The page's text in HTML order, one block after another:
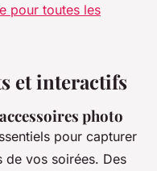
pour toutes les
et interactifs
photo
pour capturer
de vos soirées. Des